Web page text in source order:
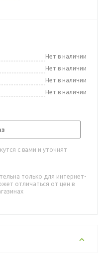
Нет в наличии
Нет в наличии
Нет в наличии
Нет в наличии
с вами и уточнят
только для интернет-
отличаться от цен в